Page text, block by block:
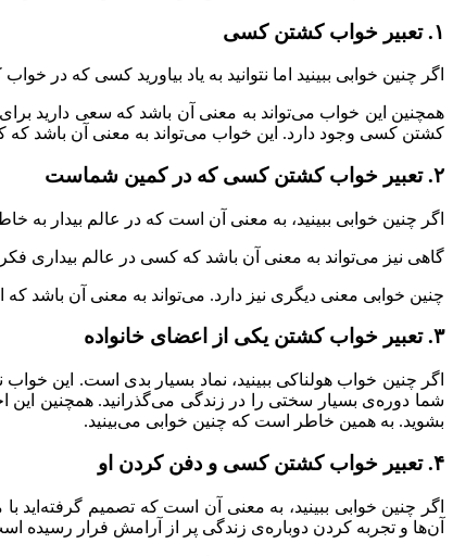
۱. تعبیر خواب کشتن کسی
اگر چنین خوابی ببینید اما نتوانید به یاد بیاورید کسی که
همچنین این خواب می‌تواند به معنی آن باشد که سعی دارید
کشتن کسی وجود دارد. این خواب می‌تواند به معنی آن باشد که
۲. تعبیر خواب کشتن کسی که در کمین شماست
اگر چنین خوابی ببینید، به معنی آن است که در عالم بیدار
گاهی نیز می‌تواند به معنی آن باشد که کسی در عالم
چنین خوابی معنی دیگری نیز دارد. می‌تواند به معنی آن باشد
۳. تعبیر خواب کشتن یکی از اعضای خانواده
اگر چنین خواب هولناکی ببینید، نماد بسیار بدی است. این
شما دوره‌ی بسیار سختی را در زندگی می‌گذرانید. همچنین این
بشوید. به همین خاطر است که چنین خوابی می‌بینید.
۴. تعبیر خواب کشتن کسی و دفن کردن او
اگر چنین خوابی ببینید، به معنی آن است که تصمیم
آن‌ها و تجربه کردن دوباره‌ی زندگی پر از آرامش فرار رسیده